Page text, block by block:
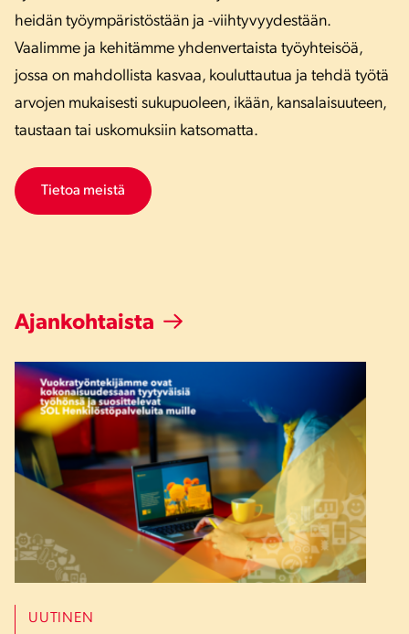
heidän työympäristöstään ja -viihtyvyydestään.
Vaalimme ja kehitämme yhdenvertaista työyhteisöä,
jossa on mahdollista kasvaa, kouluttautua ja tehdä työtä
arvojen mukaisesti sukupuoleen, ikään, kansalaisuuteen,
taustaan tai uskomuksiin katsomatta.
Tietoa meistä
Ajankohtaista
UUTINEN